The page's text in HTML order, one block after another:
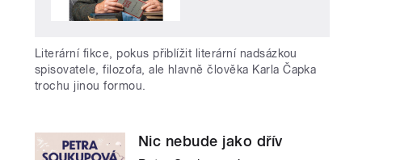
Literární fikce, pokus přiblížit literární nadsázkou
spisovatele, filozofa, ale hlavně člověka Karla Čapka
trochu jinou formou.
Nic nebude jako dřív